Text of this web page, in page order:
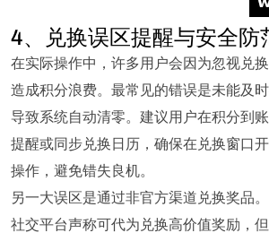
4、兑换误区提醒与安全防
在实际操作中，许多用户会因为忽视兑
造成积分浪费。最常见的错误是未能及
导致系统自动清零。建议用户在积分到
提醒或同步兑换日历，确保在兑换窗口
操作，避免错失良机。
另一大误区是通过非官方渠道兑换奖品
社交平台声称可代为兑换高价值奖励，